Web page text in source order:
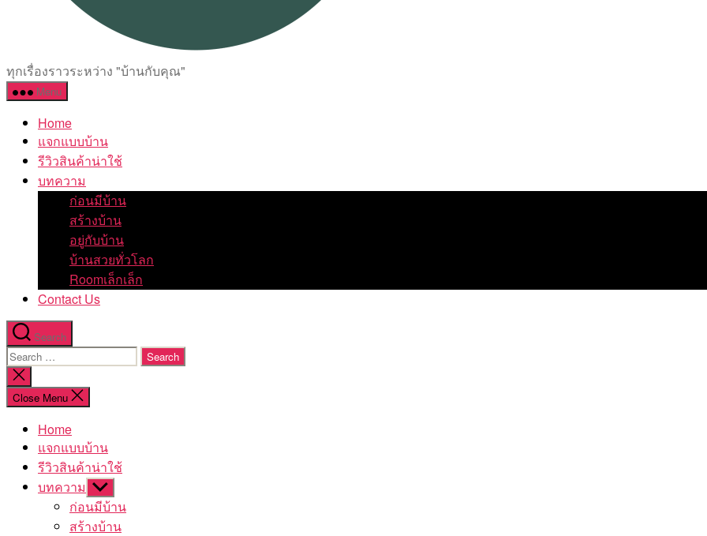
ทุกเรื่องราวระหว่าง "บ้านกับคุณ"
Menu
Home
แจกแบบบ้าน
รีวิวสินค้าน่าใช้
บทความ
ก่อนมีบ้าน
สร้างบ้าน
อยู่กับบ้าน
บ้านสวยทั่วโลก
Roomเล็กเล็ก
Contact Us
Search
Search
for:
Close
search
Close Menu
Home
แจกแบบบ้าน
รีวิวสินค้าน่าใช้
บทความ Show
sub
menu
ก่อนมีบ้าน
สร้างบ้าน